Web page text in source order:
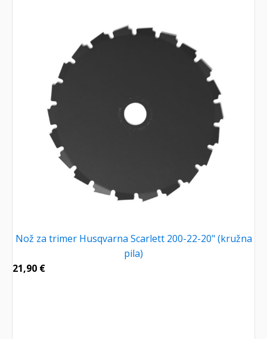
Nož za trimer Husqvarna Scarlett 200-22-20" (kružna
pila)
21,90 €